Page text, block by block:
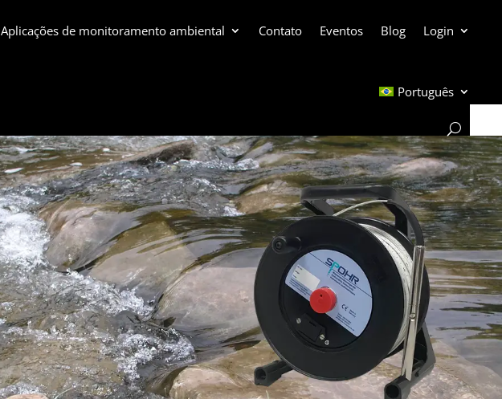
Aplicações de monitoramento ambiental Contato Eventos Blog Login
Português